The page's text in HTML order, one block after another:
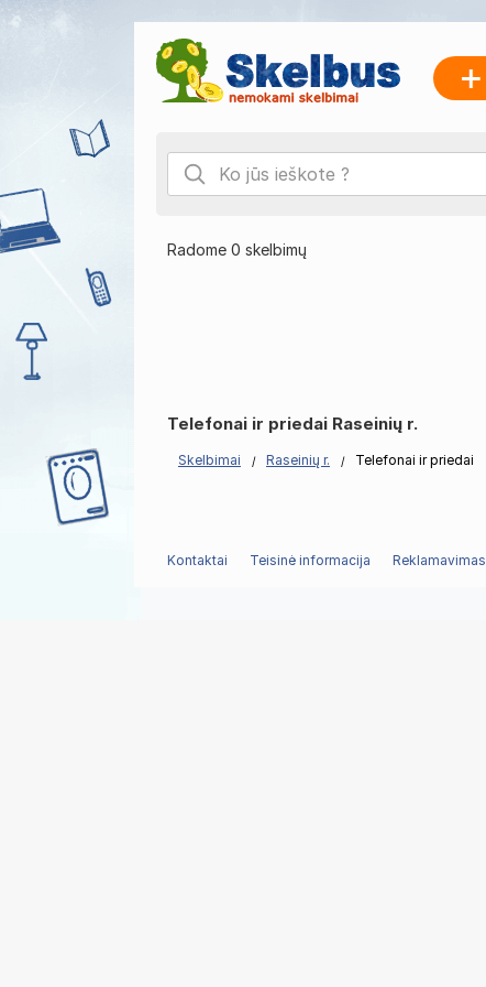
Radome 0 skelbimų
Telefonai ir priedai Raseinių r.
Skelbimai Raseinių r. Telefonai ir priedai
Kontaktai Teisinė informacija Reklamavimas